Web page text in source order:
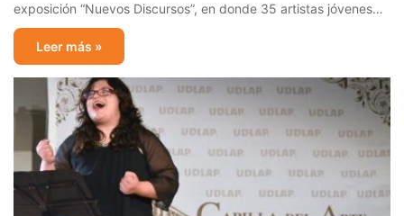
exposición “Nuevos Discursos”, en donde 35 artistas jóvenes…
Leer más »